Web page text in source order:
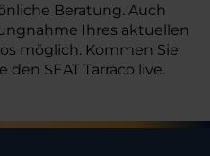
Beratung. Auch
Ihres aktuellen
möglich. Kommen Sie
SEAT Tarraco live.